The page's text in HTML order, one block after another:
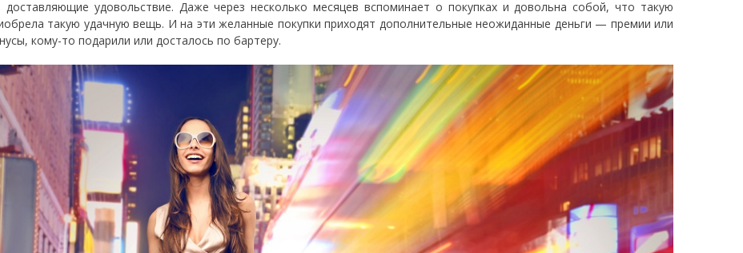
доставляющие удовольствие. Даже через несколько месяцев вспоминает о покупках и довольна собой, что такую
такую удачную вещь. И на эти желанные покупки приходят дополнительные неожиданные деньги — премии или
кому-то подарили или досталось по бартеру.